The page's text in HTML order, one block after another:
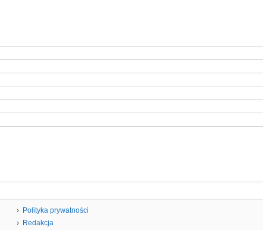
Polityka prywatności
Redakcja